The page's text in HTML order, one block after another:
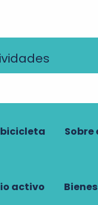
bicicleta Sobre
activo
siga al guía